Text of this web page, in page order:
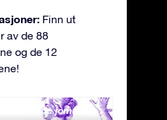
Finn ut
av de 88
og de 12
lenkede jomfrua